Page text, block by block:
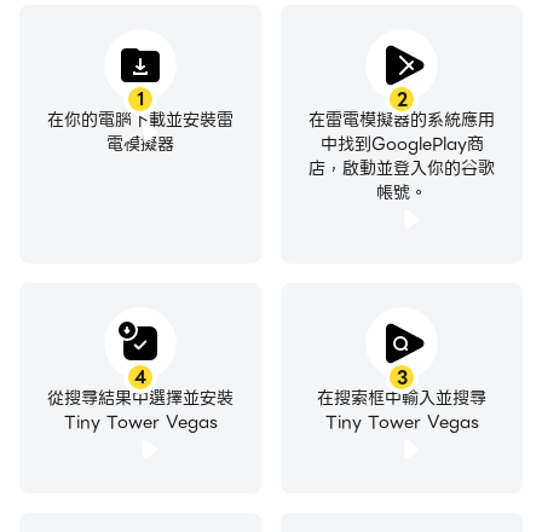
1
在你的電腦下載並安裝雷
電模擬器
2
在雷電模擬器的系統應用
中找到GooglePlay商
店，啟動並登入你的谷歌
帳號。
3
在搜索框中輸入並搜尋
Tiny Tower Vegas
4
從搜尋結果中選擇並安裝
Tiny Tower Vegas